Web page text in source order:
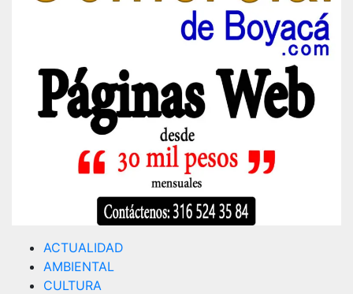
ACTUALIDAD
AMBIENTAL
CULTURA